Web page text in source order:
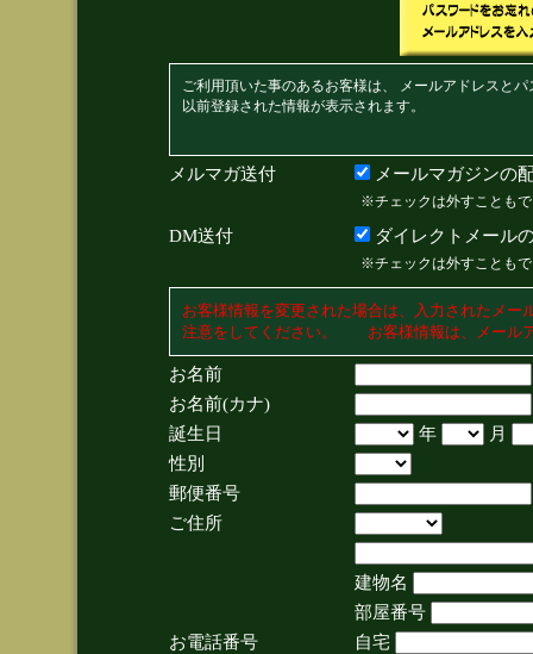
ご利用頂いた事のあるお客様は、 メールアドレスと
以前登録された情報が表示されます。
メルマガ送付 メールマガジンの
※チェックは外すことも
DM送付 ダイレクトメール
※チェックは外すことも
お客様情報を変更された場合は、入力されたメ
注意をしてください。 お客様情報は、メール
お名前
お名前(カナ)
誕生日
年
月
性別
郵便番号
ご住所
建物名
部屋番号
お電話番号
自宅